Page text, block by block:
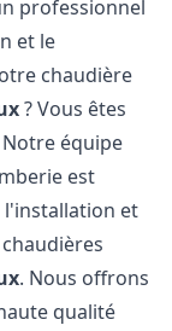
professionnel
et le
chaudière
? Vous êtes
équipe
est
l'installation et
. Nous offrons
qualité